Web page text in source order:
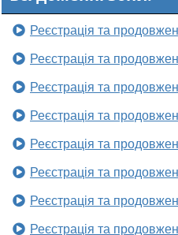
Реєстрація та
Реєстрація та
Реєстрація та
Реєстрація та
Реєстрація та
Реєстрація та
Реєстрація та
Реєстрація та